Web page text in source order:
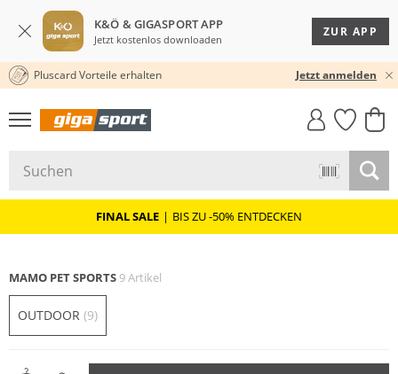
K&Ö & GIGASPORT APP
Jetzt kostenlos downloaden
ZUR APP
30 TAGE RÜCKGABERECHT
Pluscard Vorteile erhalten Jetzt anmelden
GIGASTYLE
FAHRRAD­
MUST-HAVE
FINAL SALE | BIS ZU -50% ENTDECKEN
MAMO PET SPORTS 9 Artikel
OUTDOOR (9)